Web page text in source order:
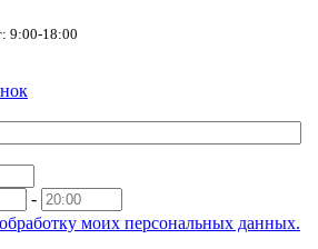
9:00-18:00
-
обработку моих персональных данных.